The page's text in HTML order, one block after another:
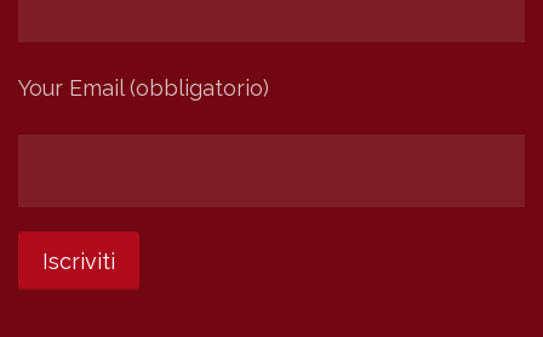
Your Email (obbligatorio)